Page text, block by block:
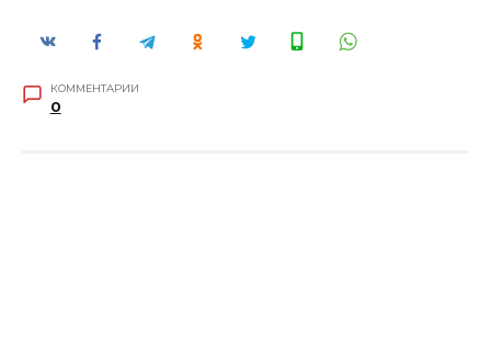
КОММЕНТАРИИ
0